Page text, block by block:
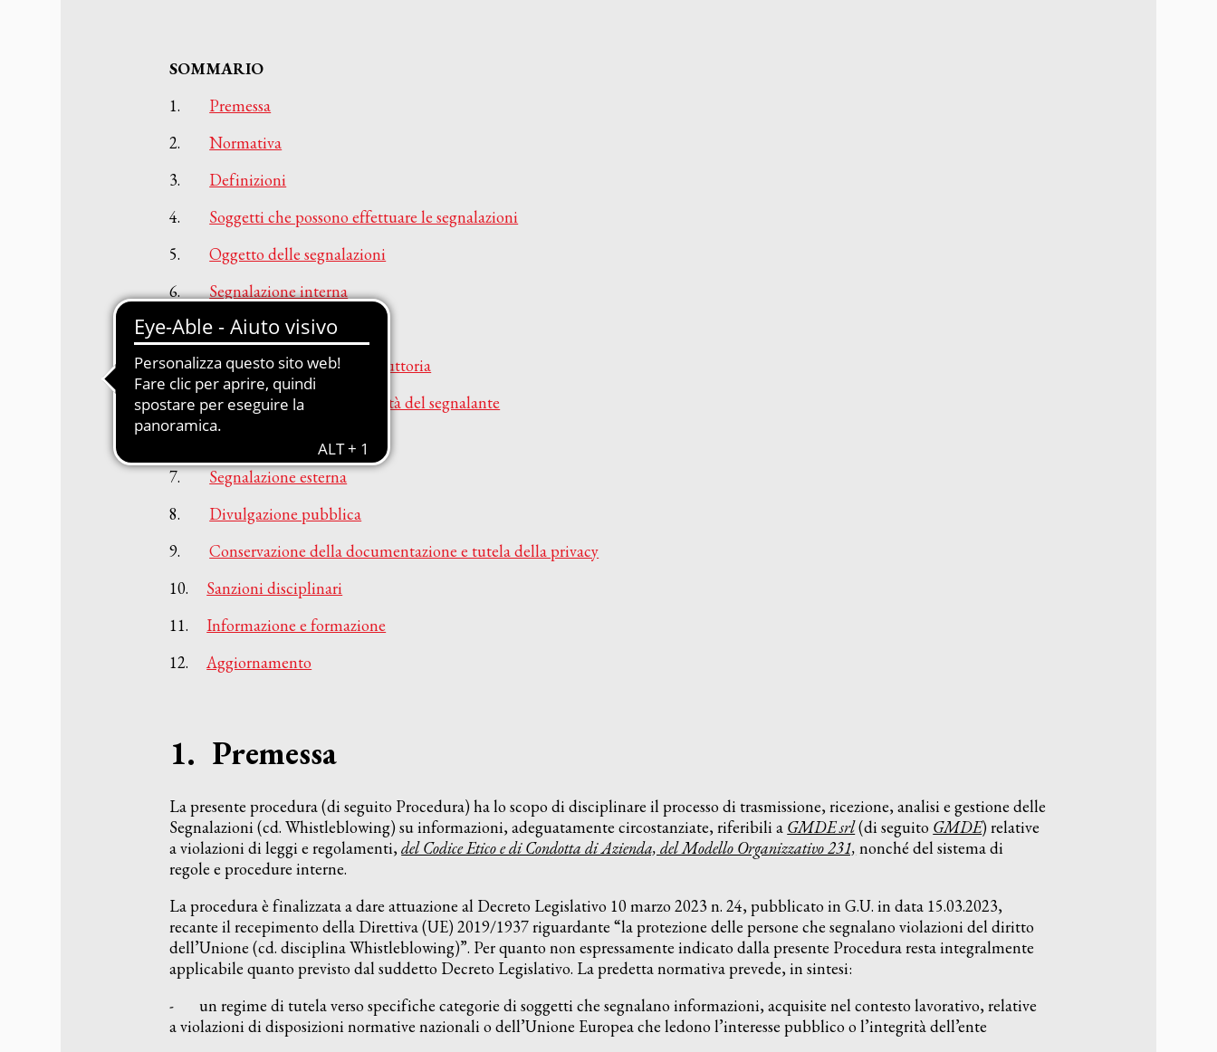
Tecnica
Web2Print per schede tecniche
SOMMARIO
1. Premessa
2.Normativa
3. Definizioni
4. Soggetti che possono effettuare le segnalazioni
5.Oggetto delle segnalazioni
6.Segnalazione interna
6.1Analisi preliminare
6.2L’esecuzione dell'istruttoria
6.3Tutela e responsabilità del segnalante
Tutela del segnalato
7.Segnalazione esterna
8. Divulgazione pubblica
9.Conservazione della documentazione e tutela della privacy
10. Sanzioni disciplinari
11. Informazione e formazione
12.Aggiornamento
1. Premessa
La presente procedura (di seguito Procedura) ha lo scopo di disciplinare il processo di trasmissione, ricezione, analisi e gestione delle
Segnalazioni (cd. Whistleblowing) su informazioni, adeguatamente circostanziate, riferibili a GMDE srl(di seguito GMDE) relative
a violazioni di leggi e regolamenti,del Codice Etico e di Condotta di Azienda, del Modello Organizzativo 231, nonché del sistema di
regole e procedure interne.
La procedura è finalizzata a dare attuazione al Decreto Legislativo 10 marzo 2023 n. 24, pubblicato in G.U. in data 15.03.2023,
recante il recepimento della Direttiva (UE) 2019/1937 riguardante “la protezione delle persone che segnalano violazioni del diritto
dell’Unione (cd. disciplina Whistleblowing)”. Per quanto non espressamente indicato dalla presente Procedura resta integralmente
applicabile quanto previsto dal suddetto Decreto Legislativo. La predetta normativa prevede, in sintesi:
- un regime di tutela verso specifiche categorie di soggetti che segnalano informazioni, acquisite nel contesto lavorativo, relative
a violazioni di disposizioni normative nazionali o dell’Unione Europea che ledono l’interesse pubblico o l’integrità dell’ente